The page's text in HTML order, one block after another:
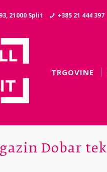
21000 Split +385 21 444 397
TRGOVINE
Dobar tek